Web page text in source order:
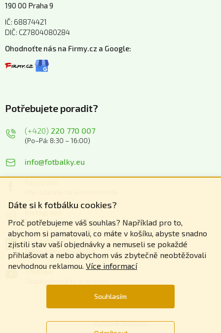
Dáte si k fotbálku cookies?
Proč potřebujeme váš souhlas? Například pro to,
abychom si pamatovali, co máte v košíku, abyste snadno
zjistili stav vaší objednávky a nemuseli se pokaždé
přihlašovat a nebo abychom vás zbytečně neobtěžovali
nevhodnou reklamou. Více informací
Souhlasím
190 00 Praha 9
IČ: 68874421
DIČ: CZ7804080284
Ohodnoťte nás na Firmy.cz a Google:
Potřebujete poradit?
(+420) 220 770 007
(Po–Pá: 8:30 – 16:00)
info@fotbalky.eu
Zážitky z našich akcí
Linkedin
Nahlédněte do zákulisí
Youtube
Vytvořil Shoptet